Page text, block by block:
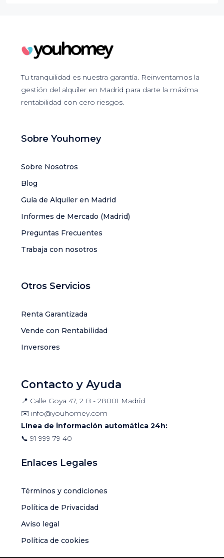
Tu tranquilidad es nuestra garantía. Reinventamos la
gestión del alquiler en Madrid para darte la máxima
rentabilidad con cero riesgos.
Sobre Youhomey
Sobre Nosotros
Blog
Guía de Alquiler en Madrid
Informes de Mercado (Madrid)
Preguntas Frecuentes
Trabaja con nosotros
Otros Servicios
Renta Garantizada
Vende con Rentabilidad
Inversores
Contacto y Ayuda
📍 Calle Goya 47, 2 B - 28001 Madrid
✉️ info@youhomey.com
Línea de información automática 24h:
📞 91 999 79 40
Enlaces Legales
Términos y condiciones
Política de Privacidad
Aviso legal
Política de cookies